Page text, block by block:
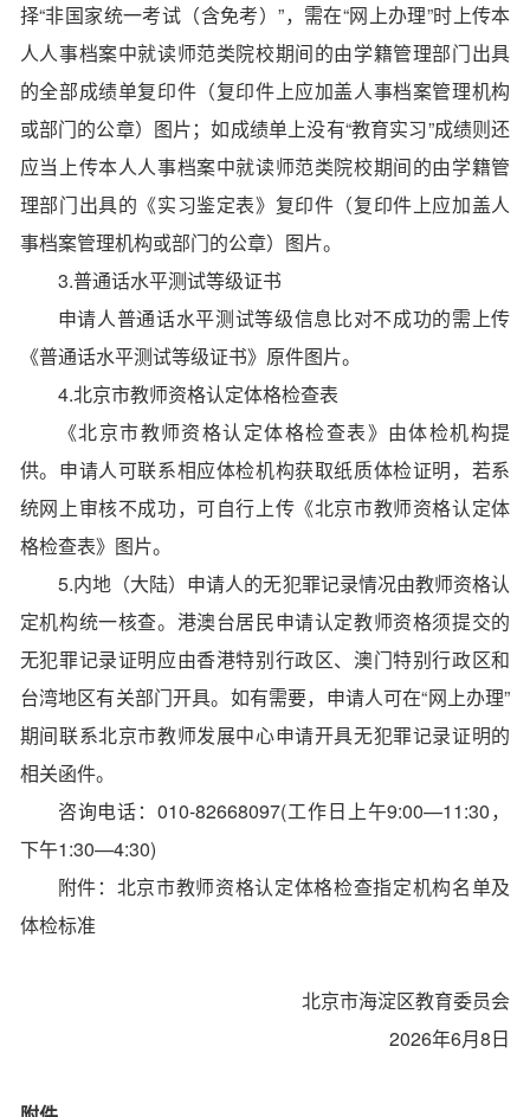
择“非国家统一考试（含免考）”，需在“网上办理”时上传本
人人事档案中就读师范类院校期间的由学籍管理部门出具
的全部成绩单复印件（复印件上应加盖人事档案管理机构
或部门的公章）图片；如成绩单上没有“教育实习”成绩则还
应当上传本人人事档案中就读师范类院校期间的由学籍管
理部门出具的《实习鉴定表》复印件（复印件上应加盖人
事档案管理机构或部门的公章）图片。
3.普通话水平测试等级证书
申请人普通话水平测试等级信息比对不成功的需上传
《普通话水平测试等级证书》原件图片。
4.北京市教师资格认定体格检查表
《北京市教师资格认定体格检查表》由体检机构提
供。申请人可联系相应体检机构获取纸质体检证明，若系
统网上审核不成功，可自行上传《北京市教师资格认定体
格检查表》图片。
5.内地（大陆）申请人的无犯罪记录情况由教师资格认
定机构统一核查。港澳台居民申请认定教师资格须提交的
无犯罪记录证明应由香港特别行政区、澳门特别行政区和
台湾地区有关部门开具。如有需要，申请人可在“网上办理”
期间联系北京市教师发展中心申请开具无犯罪记录证明的
相关函件。
咨询电话：010-82668097(工作日上午9:00—11:30，
下午1:30—4:30)
附件：北京市教师资格认定体格检查指定机构名单及
体检标准
北京市海淀区教育委员会
2026年6月8日